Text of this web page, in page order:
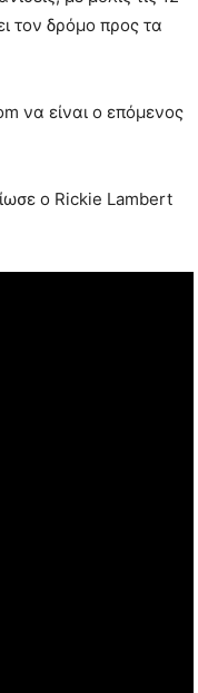
τον δρόμο προς τα
να είναι ο επόμενος
ο Rickie Lambert